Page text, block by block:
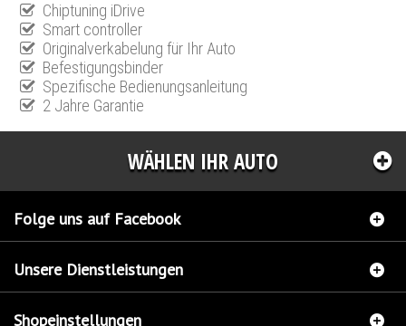
Chiptuning iDrive
Smart controller
Originalverkabelung für Ihr Auto
Befestigungsbinder
Spezifische Bedienungsanleitung
2 Jahre Garantie
WÄHLEN IHR AUTO
Folge uns auf Facebook
Unsere Dienstleistungen
Shopeinstellungen